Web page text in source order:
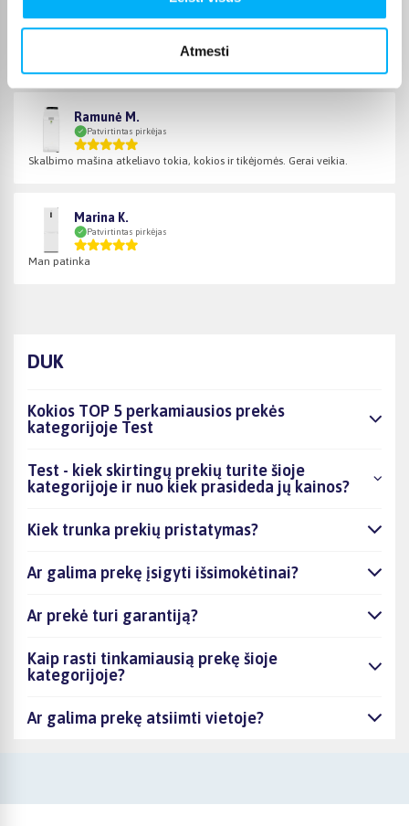
Atmesti
Antanas V.
Patvirtintas pirkėjas
Ramunė M.
Patvirtintas pirkėjas
Skalbimo mašina atkeliavo tokia, kokios ir tikėjomės. Gerai veikia.
Marina K.
Patvirtintas pirkėjas
Man patinka
DUK
Kokios TOP 5 perkamiausios prekės
kategorijoje Test
Test - kiek skirtingų prekių turite šioje
kategorijoje ir nuo kiek prasideda jų kainos?
Kiek trunka prekių pristatymas?
Ar galima prekę įsigyti išsimokėtinai?
Ar prekė turi garantiją?
Kaip rasti tinkamiausią prekę šioje
kategorijoje?
Ar galima prekę atsiimti vietoje?